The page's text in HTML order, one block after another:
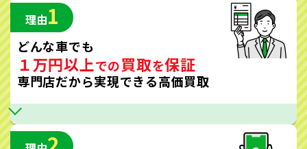
理由1
どんな車でも
１万円以上での買取を保証
専門店だから実現できる高価買取